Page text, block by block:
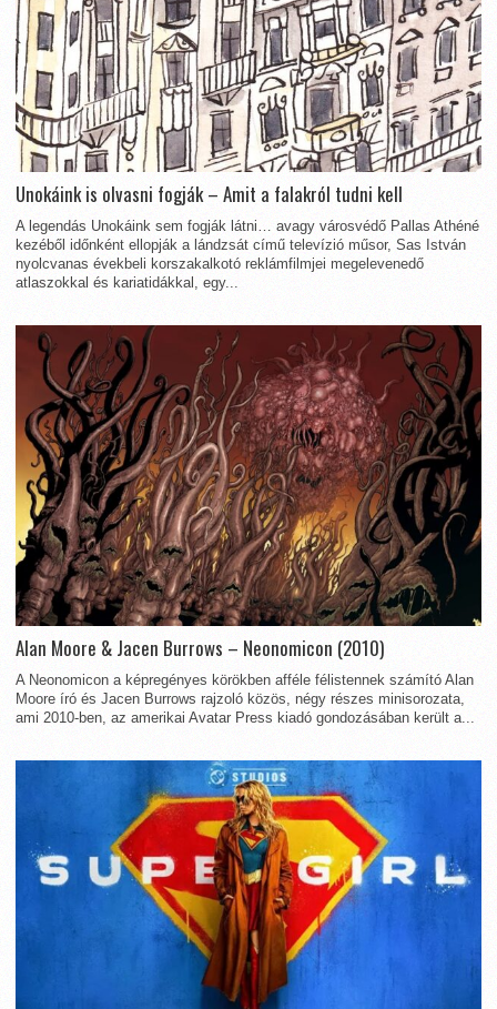
Unokáink is olvasni fogják – Amit a falakról tudni kell
A legendás Unokáink sem fogják látni… avagy városvédő Pallas Athéné
kezéből időnként ellopják a lándzsát című televízió műsor, Sas István
nyolcvanas évekbeli korszakalkotó reklámfilmjei megelevenedő
atlaszokkal és kariatidákkal, egy...
Alan Moore & Jacen Burrows – Neonomicon (2010)
A Neonomicon a képregényes körökben afféle félistennek számító Alan
Moore író és Jacen Burrows rajzoló közös, négy részes minisorozata,
ami 2010-ben, az amerikai Avatar Press kiadó gondozásában került a...